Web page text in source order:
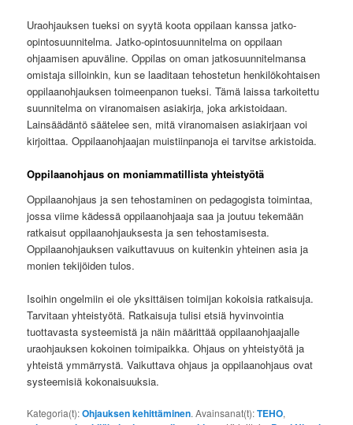
Uraohjauksen tueksi on syytä koota oppilaan kanssa jatko-
opintosuunnitelma. Jatko-opintosuunnitelma on oppilaan
ohjaamisen apuväline. Oppilas on oman jatkosuunnitelmansa
omistaja silloinkin, kun se laaditaan tehostetun henkilökohtaisen
oppilaanohjauksen toimeenpanon tueksi. Tämä laissa tarkoitettu
suunnitelma on viranomaisen asiakirja, joka arkistoidaan.
Lainsäädäntö säätelee sen, mitä viranomaisen asiakirjaan voi
kirjoittaa. Oppilaanohjaajan muistiinpanoja ei tarvitse arkistoida.
Oppilaanohjaus on moniammatillista yhteistyötä
Oppilaanohjaus ja sen tehostaminen on pedagogista toimintaa,
jossa viime kädessä oppilaanohjaaja saa ja joutuu tekemään
ratkaisut oppilaanohjauksesta ja sen tehostamisesta.
Oppilaanohjauksen vaikuttavuus on kuitenkin yhteinen asia ja
monien tekijöiden tulos.
Isoihin ongelmiin ei ole yksittäisen toimijan kokoisia ratkaisuja.
Tarvitaan yhteistyötä. Ratkaisuja tulisi etsiä hyvinvointia
tuottavasta systeemistä ja näin määrittää oppilaanohjaajalle
uraohjauksen kokoinen toimipaikka. Ohjaus on yhteistyötä ja
yhteistä ymmärrystä. Vaikuttava ohjaus ja oppilaanohjaus ovat
systeemisiä kokonaisuuksia.
Kategoria(t):Ohjauksen kehittäminen. Avainsanat(t):TEHO,